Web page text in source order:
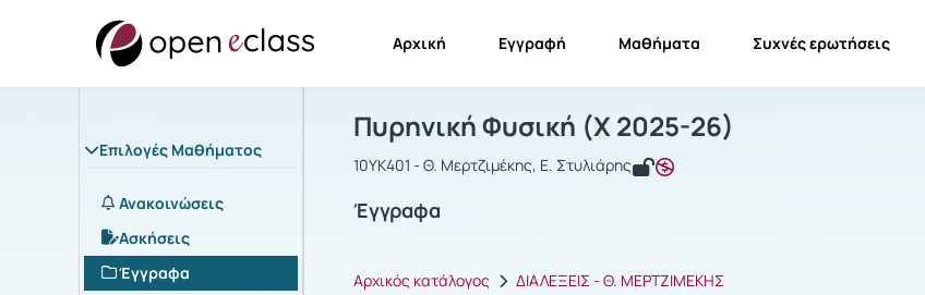
Αρχική Εγγραφή Μαθήματα Συχνές ερωτήσεις
Επιλογές Μαθήματος
Ανακοινώσεις
Ασκήσεις
Έγγραφα
Μάθημα : Πυρηνική Φυσική
Πυρηνική Φυσική (Χ 2025-26)
10ΥΚ401 - Θ. Μερτζιμέκης, Ε. Στυλιάρης
Έγγραφα
Αρχικός κατάλογος ΔΙΑΛΕΞΕΙΣ - Θ. ΜΕΡΤΖΙΜΕΚΗΣ